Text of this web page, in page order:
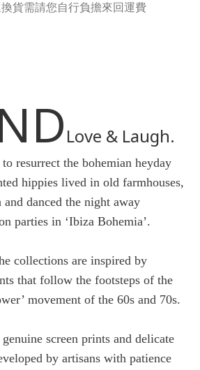
貨需請您自行負擔來回運費
Love & Laugh.
resurrect the bohemian heyday
hippies lived in old farmhouses,
and danced the night away
parties in ‘Ibiza Bohemia’.
collections are inspired by
that follow the footsteps of the
movement of the 60s and 70s.
screen prints and delicate
by artisans with patience